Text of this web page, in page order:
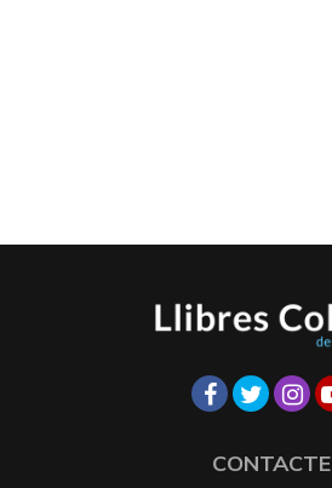
CONTACTE